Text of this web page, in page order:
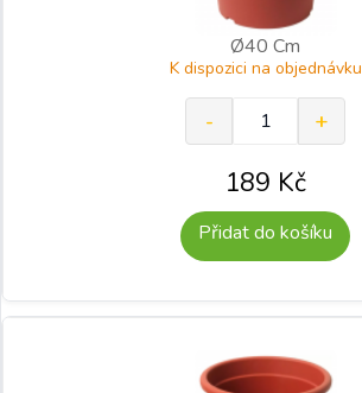
Ø40 Cm
K dispozici na objednávku
189 Kč
Přidat do košíku